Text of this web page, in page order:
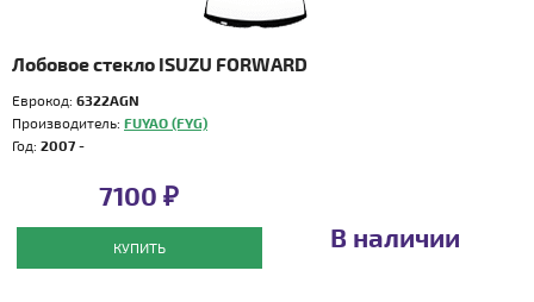
Лобовое стекло ISUZU FORWARD
Еврокод: 6322AGN
Производитель: FUYAO (FYG)
Год: 2007 -
7100 ₽
КУПИТЬ В наличии